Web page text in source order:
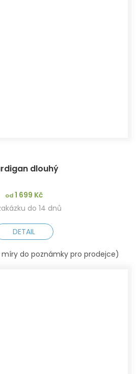
dlouhý
od1 699 Kč
do 14 dnů
DETAIL
míry do poznámky pro prodejce)